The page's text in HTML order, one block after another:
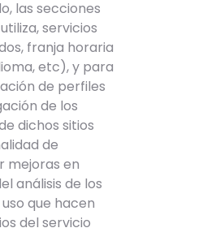
las secciones
servicios
franja horaria
etc), y para
de perfiles
de los
dichos sitios
de
mejoras en
análisis de los
que hacen
del servicio